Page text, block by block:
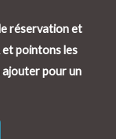
réservation et
pointons les
ajouter pour un